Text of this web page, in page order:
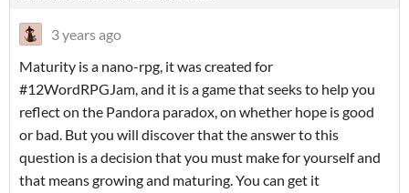
3 years ago
Maturity is a nano-rpg, it was created for
#12WordRPGJam, and it is a game that seeks to help you
reflect on the Pandora paradox, on whether hope is good
or bad. But you will discover that the answer to this
question is a decision that you must make for yourself and
that means growing and maturing. You can get it